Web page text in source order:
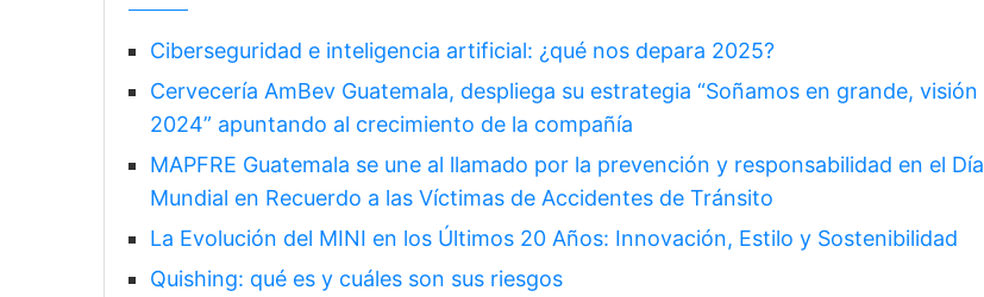
Ciberseguridad e inteligencia artificial: ¿qué nos depara 2025?
Cervecería AmBev Guatemala, despliega su estrategia “Soñamos en grande, visión
2024” apuntando al crecimiento de la compañía
MAPFRE Guatemala se une al llamado por la prevención y responsabilidad en el Día
Mundial en Recuerdo a las Víctimas de Accidentes de Tránsito
La Evolución del MINI en los Últimos 20 Años: Innovación, Estilo y Sostenibilidad
Quishing: qué es y cuáles son sus riesgos